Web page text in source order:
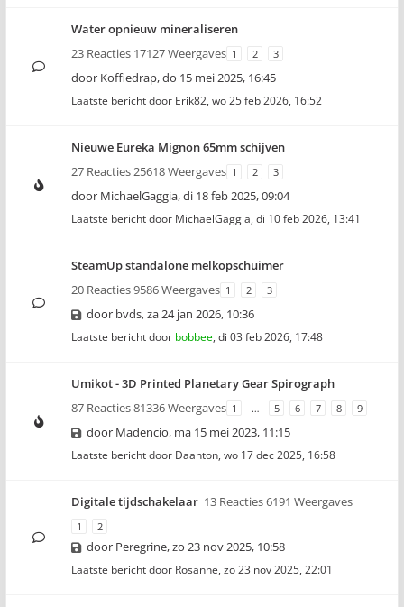
Water opnieuw mineraliseren
23 Reacties 17127 Weergaves 1 2 3
door Koffiedrap,do 15 mei 2025, 16:45
Laatste bericht door Erik82, wo 25 feb 2026, 16:52
Nieuwe Eureka Mignon 65mm schijven
27 Reacties 25618 Weergaves 1 2 3
door MichaelGaggia,di 18 feb 2025, 09:04
Laatste bericht door MichaelGaggia, di 10 feb 2026, 13:41
SteamUp standalone melkopschuimer
20 Reacties 9586 Weergaves 1 2 3
door bvds,za 24 jan 2026, 10:36
Laatste bericht door bobbee, di 03 feb 2026, 17:48
Umikot - 3D Printed Planetary Gear Spirograph
87 Reacties 81336 Weergaves 1 … 5 6 7 8 9
door Madencio, ma 15 mei 2023, 11:15
Laatste bericht door Daanton, wo 17 dec 2025, 16:58
Digitale tijdschakelaar 13 Reacties 6191 Weergaves
1 2
door Peregrine,zo 23 nov 2025, 10:58
Laatste bericht door Rosanne, zo 23 nov 2025, 22:01